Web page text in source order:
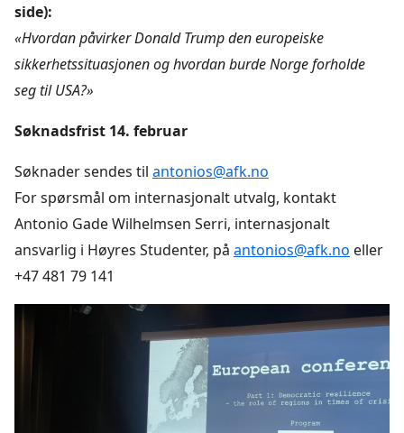
side):
«Hvordan påvirker Donald Trump den europeiske
sikkerhetssituasjonen og hvordan burde Norge forholde
seg til USA?»
Søknadsfrist 14. februar
Søknader sendes til antonios@afk.no
For spørsmål om internasjonalt utvalg, kontakt
Antonio Gade Wilhelmsen Serri, internasjonalt
ansvarlig i Høyres Studenter, på antonios@afk.no eller
+47 481 79 141